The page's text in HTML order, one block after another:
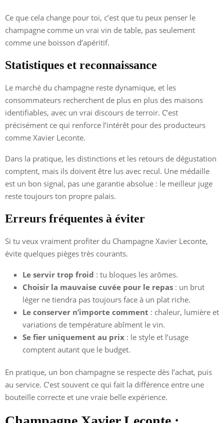
Ce que cela change pour toi, c’est que tu peux penser le
champagne comme un vrai vin de table, pas seulement
comme une boisson d’apéritif.
Statistiques et reconnaissance
Le marché du champagne reste dynamique, et les
consommateurs recherchent de plus en plus des maisons
identifiables, avec un vrai discours de terroir. C’est
précisément ce qui renforce l’intérêt pour des producteurs
comme Xavier Leconte.
Dans la pratique, les distinctions et les retours de dégustation
comptent, mais ils doivent être lus avec recul. Une médaille
est un bon signal, pas une garantie absolue : le meilleur juge
reste toujours ton propre palais.
Erreurs fréquentes à éviter
Si tu veux vraiment profiter du Champagne Xavier Leconte,
évite quelques pièges très courants.
Le servir trop froid : tu bloques les arômes.
Choisir la mauvaise cuvée pour le repas : un brut
léger ne tiendra pas toujours face à un plat riche.
Le conserver n’importe comment : chaleur, lumière et
variations de température abîment le vin.
Se fier uniquement au prix : le style et l’usage
comptent autant que le budget.
En pratique, un bon champagne se respecte dès l’achat, puis
au service. C’est souvent ce qui fait la différence entre une
bouteille correcte et une vraie belle expérience.